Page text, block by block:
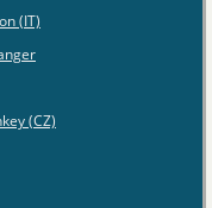
(IT)
(CZ)